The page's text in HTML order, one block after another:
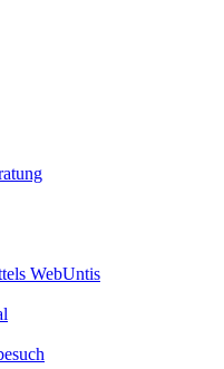
WebUntis